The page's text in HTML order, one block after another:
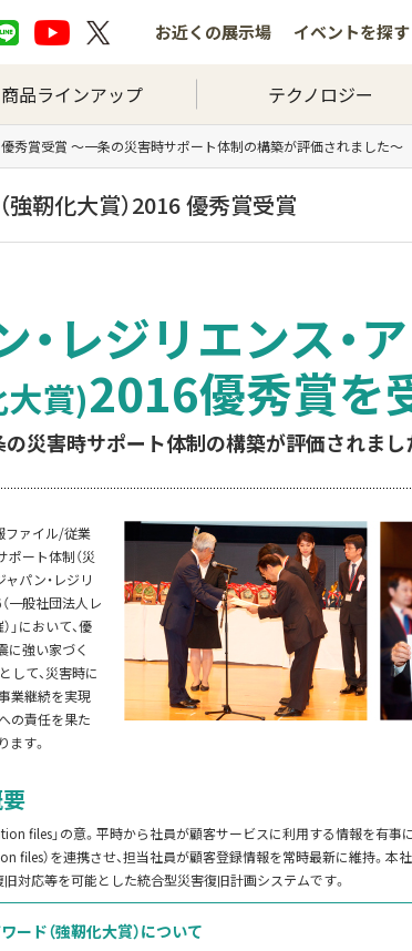
お近くの展示場 イベントを探す
商品ラインアップ テクノロジー
優秀賞受賞 〜一条の災害時サポート体制の構築が評価されました〜
強靭化大賞）2016 優秀賞受賞
・レジリエンス・
賞)2016優秀賞を
の災害時サポート体制の構築が評価されまし
ファイル/従業
ート体制（災
ャパン・レジリ
一般社団法人レ
において、優
に強い家づく
して、災害時に
業継続を実現
の責任を果た
ます。
files」の意。平時から社員が顧客サービスに利用する情報を有事
files）を連携させ、担当社員が顧客登録情報を常時最新に維持。本
旧対応等を可能とした統合型災害復旧計画システムです。
ード（強靭化大賞）について